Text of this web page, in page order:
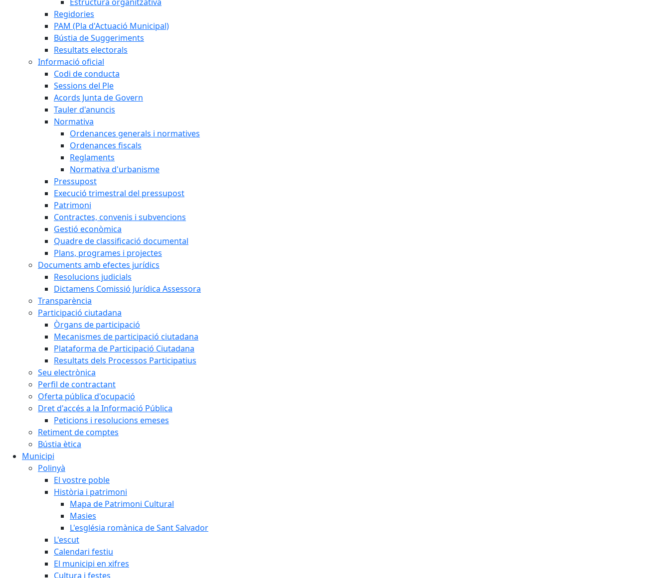
Regidories
PAM (Pla d'Actuació Municipal)
Bústia de Suggeriments
Resultats electorals
Informació oficial
Codi de conducta
Sessions del Ple
Acords Junta de Govern
Tauler d'anuncis
Normativa
Ordenances generals i normatives
Ordenances fiscals
Reglaments
Normativa d'urbanisme
Pressupost
Execució trimestral del pressupost
Patrimoni
Contractes, convenis i subvencions
Gestió econòmica
Quadre de classificació documental
Plans, programes i projectes
Documents amb efectes jurídics
Resolucions judicials
Dictamens Comissió Jurídica Assessora
Transparència
Participació ciutadana
Òrgans de participació
Mecanismes de participació ciutadana
Plataforma de Participació Ciutadana
Resultats dels Processos Participatius
Seu electrònica
Perfil de contractant
Oferta pública d'ocupació
Dret d'accés a la Informació Pública
Peticions i resolucions emeses
Retiment de comptes
Bústia ètica
Municipi
Polinyà
El vostre poble
Història i patrimoni
Mapa de Patrimoni Cultural
Masies
L'església romànica de Sant Salvador
L'escut
Calendari festiu
El municipi en xifres
Cultura i festes